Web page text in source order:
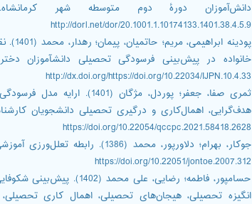
http://dorl.net/dor/20.1001.1.10174133.1401.38.4.5.9
http://dx.doi.org/https://doi.org/10.22034/IJPN.10.4.33
ثمری صفا، جعفر؛ پوردل،
https://doi.org/10.22054/qccpc.2021.58418.2628
https://doi.org/10.22051/jontoe.2007.312
حسامپور، فاطمه؛ رضایی،